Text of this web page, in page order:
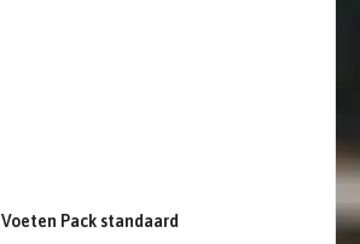
Voeten Pack standaard